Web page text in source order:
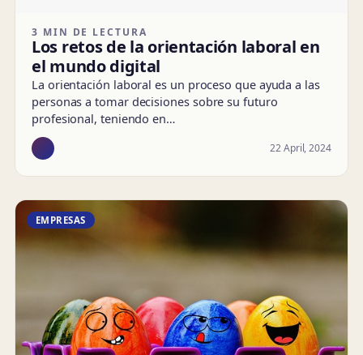
3 MIN DE LECTURA
Los retos de la orientación laboral en
el mundo digital
La orientación laboral es un proceso que ayuda a las
personas a tomar decisiones sobre su futuro
profesional, teniendo en…
22 April, 2024
EMPRESAS